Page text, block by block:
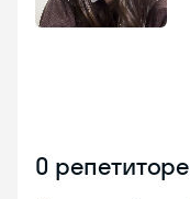
О репетиторе